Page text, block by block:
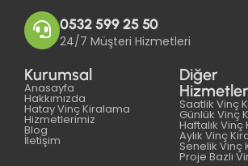
0532 599 25 50
24/7 Müşteri Hizmetleri
Kurumsal
Anasayfa
Hakkımızda
Hatay Vinç Kiralama
Hizmetlerimiz
Blog
İletişim
Diğer
Saatlik Vinç
Günlük Vinç
Haftalık
Aylık Vinç
Senelik Vinç
Proje Bazlı